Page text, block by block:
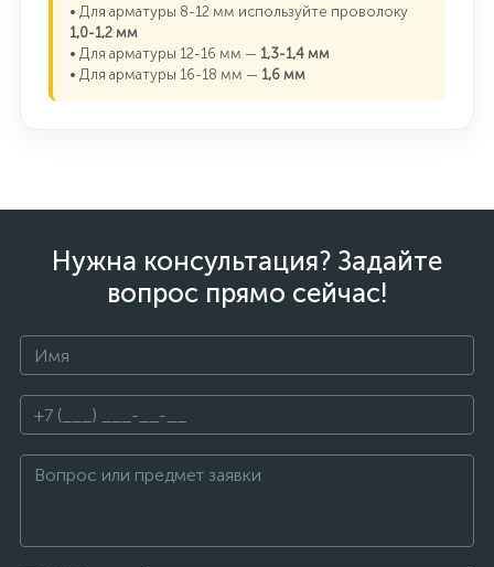
• Для арматуры 8-12 мм используйте проволоку
1,0-1,2 мм
• Для арматуры 12-16 мм — 1,3-1,4 мм
• Для арматуры 16-18 мм — 1,6 мм
Нужна консультация? Задайте
вопрос прямо сейчас!